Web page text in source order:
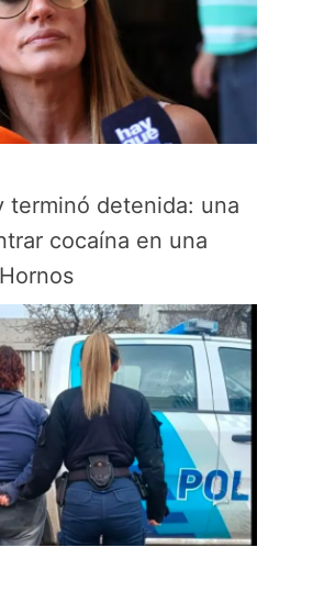
terminó detenida: una
cocaína en una